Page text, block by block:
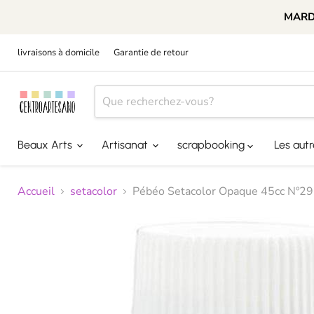
livraisons à domicile Garantie de retour
Beaux Arts Artisanat scrapbooking Les
Accueil setacolor Pébéo Setacolor Opaque 45cc